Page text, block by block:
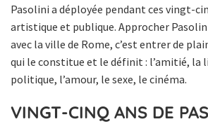
Pasolini a déployée pendant ces vingt-
artistique et publique. Approcher
avec la ville de Rome, c’est entrer de
qui le constitue et le définit : l’amitié,
politique, l’amour, le sexe, le cinéma.
VINGT-CINQ ANS DE